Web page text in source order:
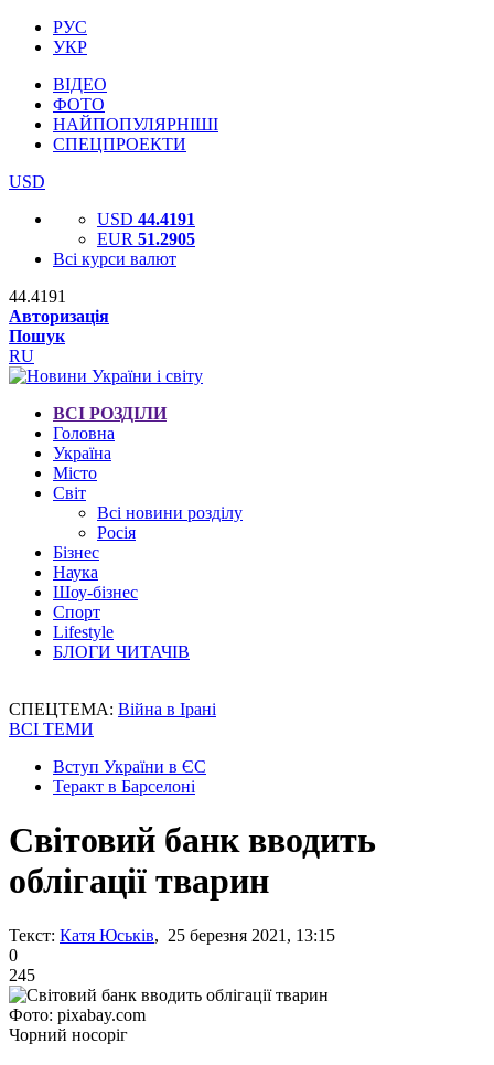
РУС
УКР
ВІДЕО
ФОТО
НАЙПОПУЛЯРНІШІ
СПЕЦПРОЕКТИ
USD
USD 44.4191
EUR 51.2905
Всі курси валют
44.4191
Авторизація
Пошук
RU
ВСІ РОЗДІЛИ
Головна
Україна
Місто
Світ
Всі новини розділу
Росія
Бізнес
Наука
Шоу-бізнес
Спорт
Lifestyle
БЛОГИ ЧИТАЧІВ
СПЕЦТЕМА: Війна в Ірані
ВСІ ТЕМИ
Вступ України в ЄС
Теракт в Барселоні
Світовий банк вводить
облігації тварин
Текст: Катя Юськів, 25 березня 2021, 13:15
0
245
Фото: pixabay.com
Чорний носоріг